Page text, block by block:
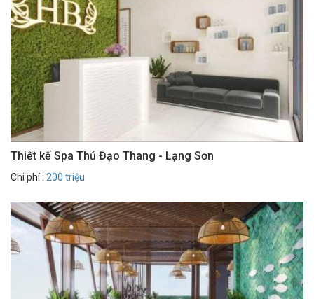
Thiết kế Spa Thủ Đạo Thang - Lạng Sơn
Chi phí : 200 triệu